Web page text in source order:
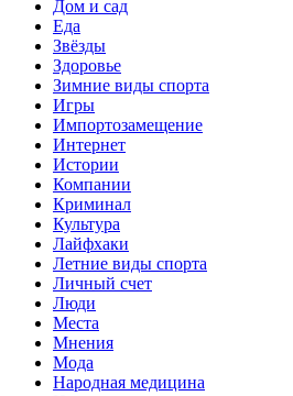
Дом и сад
Еда
Звёзды
Здоровье
Зимние виды спорта
Игры
Импортозамещение
Интернет
Истории
Компании
Криминал
Культура
Лайфхаки
Летние виды спорта
Личный счет
Люди
Места
Мнения
Мода
Народная медицина